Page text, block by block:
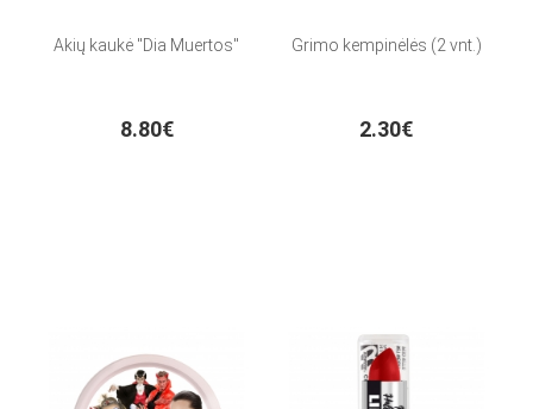
Akių kaukė "Dia Muertos"
8.80€
Grimo kempinėlės (2 vnt.)
2.30€